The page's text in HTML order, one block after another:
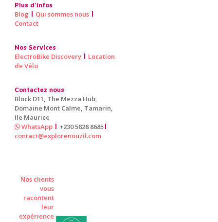
Plus d’infos
Blog
Qui sommes nous
Contact
Nos Services
ElectroBike Discovery
Location
de Vélo
Contactez nous
Block D11, The Mezza Hub,
Domaine Mont Calme, Tamarin,
Ile Maurice
WhatsApp
+230 5828 8685
contact@explorenouzil.com
Nos clients
vous
racontent
leur
expérience